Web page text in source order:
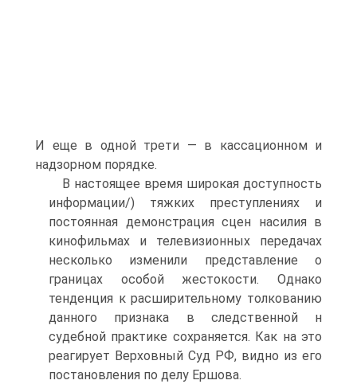
И еще в одной трети — в кассационном и
надзорном порядке.
В настоящее время широкая доступность
информации/) тяжких преступлениях и
постоянная демонстрация сцен насилия в
кинофильмах и телевизионных передачах
несколько изменили представление о
границах особой жестокости. Однако
тенденция к расширительному толкованию
данного признака в следственной н
судебной практике сохраняется. Как на это
реагирует Верховный Суд РФ, видно из его
постановления по делу Ершова.